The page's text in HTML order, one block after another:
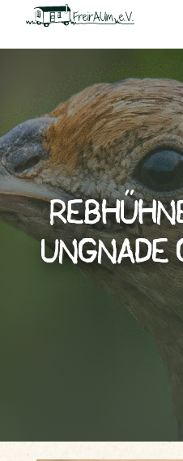
Inhalt
springen
UNGNADE